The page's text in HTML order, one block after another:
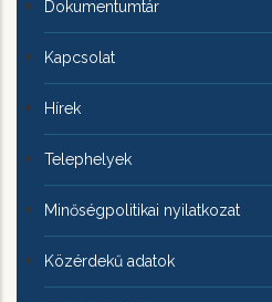
Dokumentumtár
Kapcsolat
Hírek
Telephelyek
Minőségpolitikai nyilatkozat
Közérdekű adatok